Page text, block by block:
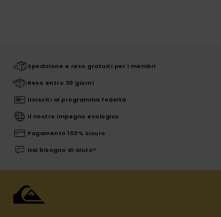
Spedizione e reso gratuiti per i membri
Reso entro 30 giorni
Unisciti al programma fedeltà
Il nostro impegno ecologico
Pagamento 100% sicuro
Hai bisogno di aiuto?